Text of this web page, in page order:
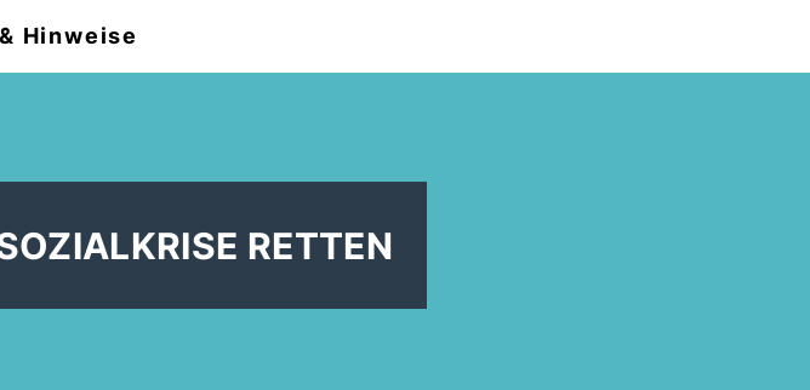
Hinweise
RETTEN